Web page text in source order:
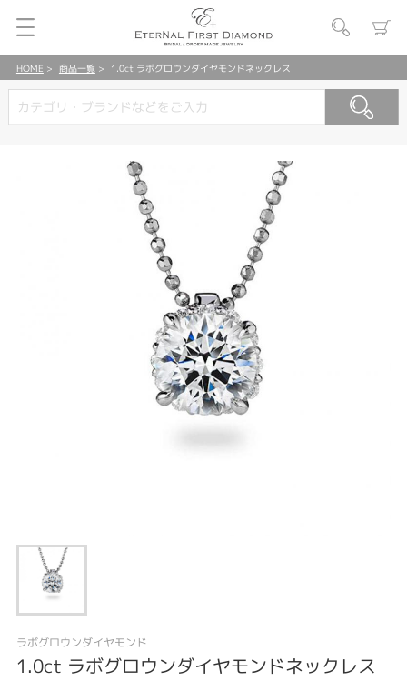
HOME 商品一覧 1.0ct ラボグロウンダイヤモンドネックレス
ラボグロウンダイヤモンド
1.0ct ラボグロウンダイヤモンドネックレス